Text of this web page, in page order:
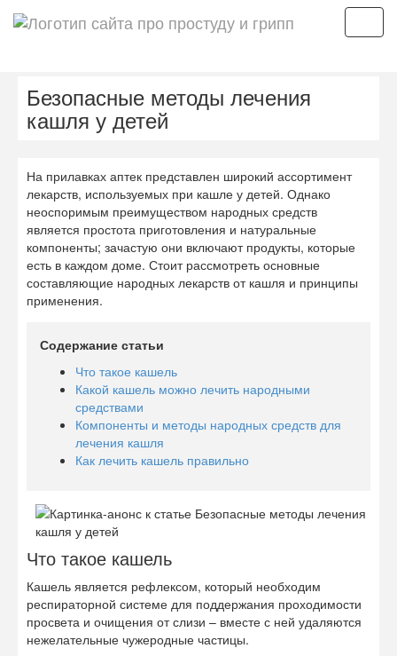
Безопасные методы лечения
кашля у детей
На прилавках аптек представлен широкий ассортимент
лекарств, используемых при кашле у детей. Однако
неоспоримым преимуществом народных средств
является простота приготовления и натуральные
компоненты; зачастую они включают продукты, которые
есть в каждом доме. Стоит рассмотреть основные
составляющие народных лекарств от кашля и принципы
применения.
Содержание статьи
Что такое кашель
Какой кашель можно лечить народными
средствами
Компоненты и методы народных средств для
лечения кашля
Как лечить кашель правильно
Что такое кашель
Кашель является рефлексом, который необходим
респираторной системе для поддержания проходимости
просвета и очищения от слизи – вместе с ней удаляются
нежелательные чужеродные частицы.